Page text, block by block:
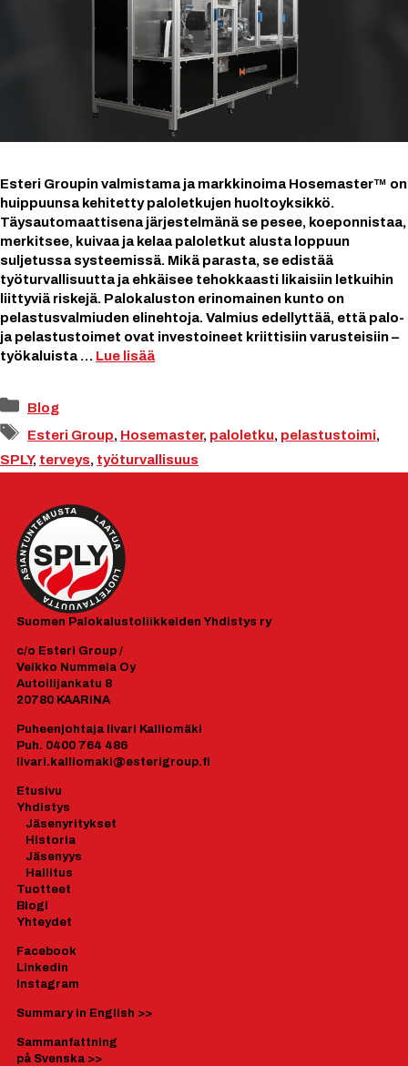
Esteri Groupin valmistama ja markkinoima Hosemaster™ on
huippuunsa kehitetty paloletkujen huoltoyksikkö.
Täysautomaattisena järjestelmänä se pesee, koeponnistaa,
merkitsee, kuivaa ja kelaa paloletkut alusta loppuun
suljetussa systeemissä. Mikä parasta, se edistää
työturvallisuutta ja ehkäisee tehokkaasti likaisiin letkuihin
liittyviä riskejä. Palokaluston erinomainen kunto on
pelastusvalmiuden elinehtoja. Valmius edellyttää, että palo-
ja pelastustoimet ovat investoineet kriittisiin varusteisiin –
työkaluista … Lue lisää
Kategoriat
Blog
Avainsanat
Esteri Group, Hosemaster, paloletku, pelastustoimi,
SPLY, terveys, työturvallisuus
Suomen Palokalustoliikkeiden Yhdistys ry
c/o Esteri Group /
Veikko Nummela Oy
Autoilijankatu 8
20780 KAARINA
Puheenjohtaja Iivari Kalliomäki
Puh. 0400 764 486
Iivari.kalliomaki@esterigroup.fi
Etusivu
Yhdistys
Jäsenyritykset
Historia
Jäsenyys
Hallitus
Tuotteet
Blogi
Yhteydet
Facebook
Linkedin
Instagram
Summary in English >>
Sammanfattning
på Svenska>>